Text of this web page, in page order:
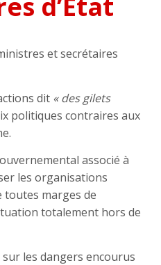
et secrétaires
dit « des gilets
politiques contraires aux
associé à
les organisations
toutes marges de
totalement hors de
les dangers encourus